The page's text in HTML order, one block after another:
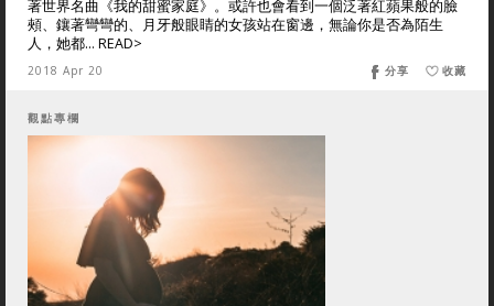
著世界名曲《我的甜蜜家庭》。或許也會看到一個泛著紅蘋果般的臉
頰、鑲著彎彎的、月牙般眼睛的女孩站在窗邊，無論你是否為陌生
人，她都... READ>
2018 Apr 20 收藏
分享
觀點專欄